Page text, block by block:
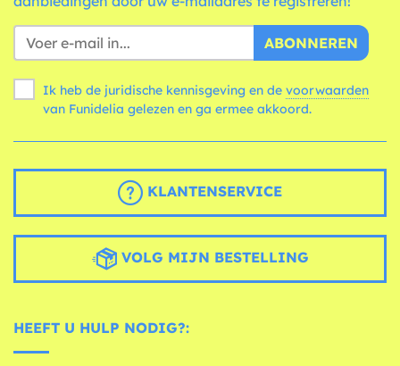
ABONNEREN
Ik heb de juridische kennisgeving en de voorwaarden
van Funidelia gelezen en ga ermee akkoord.
KLANTENSERVICE
VOLG MIJN BESTELLING
HEEFT U HULP NODIG?: